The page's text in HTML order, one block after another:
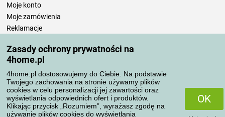
Zasady ochrony prywatności na
4home.pl
4home.pl dostosowujemy do Ciebie. Na podstawie
Twojego zachowania na stronie używamy plików
cookies w celu personalizacji jej zawartości oraz
wyświetlania odpowiednich ofert i produktów.
Klikając przycisk „Rozumiem”, wyrażasz zgodę na
używanie plików cookies do wyświetlania
OK
Moje konto
Moje zamówienia
Reklamacje
Zasady przetwarzania recenzji
Sposoby transportu
Metody płatności